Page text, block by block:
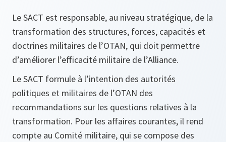
Le SACT est responsable, au niveau stratégique, de la
transformation des structures, forces, capacités et
doctrines militaires de l’OTAN, qui doit permettre
d’améliorer l’efficacité militaire de l’Alliance.
Le SACT formule à l’intention des autorités
politiques et militaires de l’OTAN des
recommandations sur les questions relatives à la
transformation. Pour les affaires courantes, il rend
compte au Comité militaire, qui se compose des